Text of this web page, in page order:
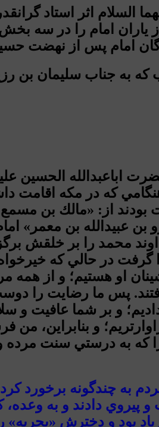
السلام اثر استاد
جناب سلیمان بن رزین
اباعبدالله الحسين
بودند از: «مالك بن
عبيدالله بن معمر»
خداوند محمد را بر
در حالي كه
او هستيم؛ و از
پس ما رضايت را
و بر شما عافيت و
و بنابراين،
كه به درستي سنت مرده
اطاعت و پيروي دادند و به
بود و دخترش «بحريه»